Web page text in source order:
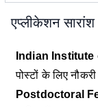
एप्लीकेशन सारांश
Indian
पोस्टों के लिए
Postdoctoral